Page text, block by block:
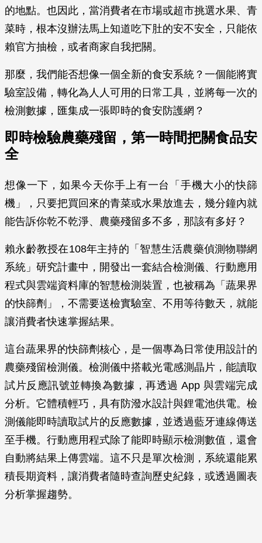
的地點。也因此，當消費者在市場或超市挑選水果、青
菜時，根本沒辦法馬上知道吃下肚的安不安全，只能依
賴官方抽檢，或者商家自我把關。
那麼，我們能否想像一個全新的食安系統？一個能將實
驗室設備，轉化為人人可用的日常工具，並將每一次的
檢測數據，匯集成一張即時的食安防護網？
即時檢驗農藥殘留，第一時間把關食品安
全
想像一下，如果今天你手上有一台「手機大小的快篩
機」，只要把買回來的青菜或水果放進去，幾分鐘內就
能告訴你乾不乾淨、農藥殘留多不多，那該有多好？
賴永齡教授在108年主持的「智慧生活農藥偵測物聯網
系統」研究計畫中，開發出一套結合檢測儀、行動應用
程式與雲端資料庫的智慧檢測裝置，也被稱為「蔬果界
的快篩劑」，不需要送檢實驗室、不用等待數天，就能
讓消費者快速掌握結果。
這台蔬果界的快篩劑核心，是一個專為日常使用設計的
農藥殘留檢測儀。檢測儀中搭載光電感測晶片，能讀取
試片反應訊號並轉換為數據，再透過 App 與雲端完成
分析。它體積輕巧，具有防潑水設計與鋰電池供電。檢
測儀能即時讀取試片的反應數據，並透過藍牙連線傳送
至手機。行動應用程式除了能即時顯示檢測數值，還會
自動將結果上傳雲端。這不只是單次檢測，系統還能累
積長期資料，讓消費者隨時查詢歷史紀錄，或透過圖表
分析掌握趨勢。